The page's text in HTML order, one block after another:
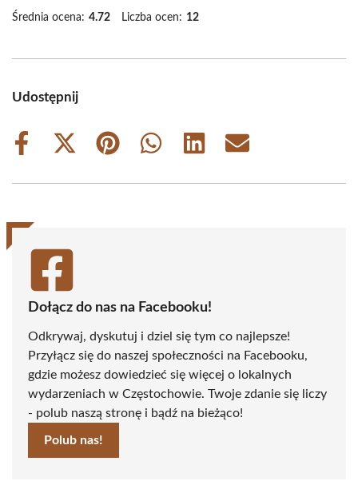
Średnia ocena: 4.72 Liczba ocen: 12
Udostępnij
Share
Share
(Twitter)
Share
Share
Share
Share
Dołącz do nas na Facebooku!
Odkrywaj, dyskutuj i dziel się tym co najlepsze!
Przyłącz się do naszej społeczności na Facebooku,
gdzie możesz dowiedzieć się więcej o lokalnych
wydarzeniach w Częstochowie. Twoje zdanie się liczy
- polub naszą stronę i bądź na bieżąco!
Polub nas!